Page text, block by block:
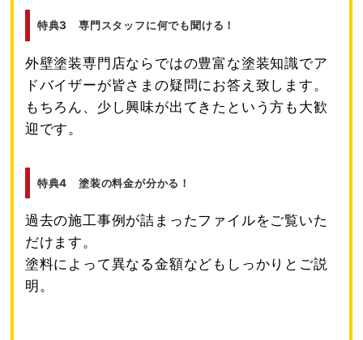
特典3 専門スタッフに何でも聞ける！
外壁塗装専門店ならではの豊富な塗装知識でア
ドバイザーが皆さまの疑問にお答え致します。
もちろん、少し興味が出てきたという方も大歓
迎です。
特典4 塗装の料金が分かる！
過去の施工事例が詰まったファイルをご覧いた
だけます。
塗料によって異なる金額などもしっかりとご説
明。